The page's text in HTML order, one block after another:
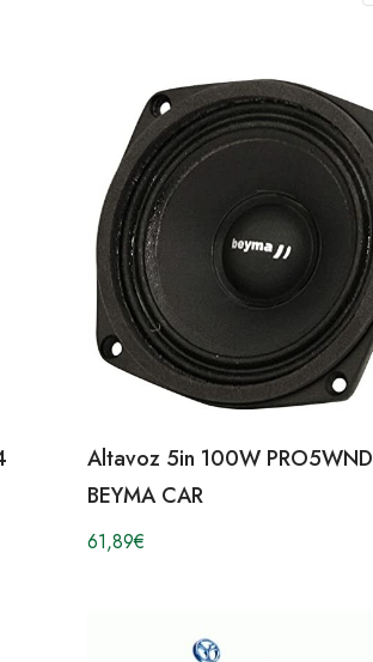
Altavoz 5in 100W PRO5WND
BEYMA CAR
61,89€